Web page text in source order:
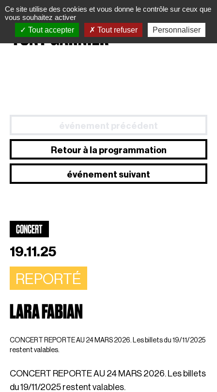
événement précédent
Retour à la programmation
événement suivant
CONCERT
19.11.25
REPORTÉ
LARA FABIAN
CONCERT REPORTE AU 24 MARS 2026. Les billets du 19/11/2025
restent valables.
CONCERT REPORTE AU 24 MARS 2026. Les billets
du 19/11/2025 restent valables.
Panneau de gestion des cookies
Ce site utilise des cookies et vous donne le contrôle sur ceux que
vous souhaitez activer
Tout accepter
Tout refuser Personnaliser